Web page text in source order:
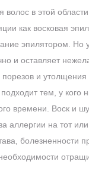
волос в этой
как восковая
эпилятором. Но
и оставляет
и утолщения
тем, у кого
времени. Воск и
аллергии на тот
болезненности